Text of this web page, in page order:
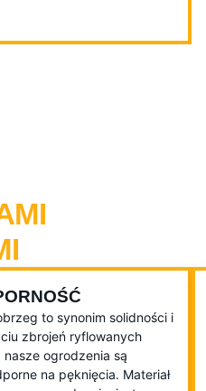
to synonim solidności i
zbrojeń ryflowanych
ogrodzenia są
na pęknięcia. Materiał